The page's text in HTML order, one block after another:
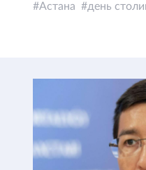
Астана день